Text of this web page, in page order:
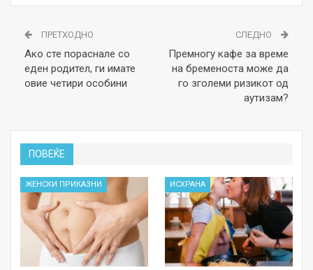
ПРЕТХОДНО
Ако сте пораснале со
еден родител, ги имате
овие четири особини
СЛЕДНО
Премногу кафе за време
на бременоста може да
го зголеми ризикот од
аутизам?
ПОВЕЌЕ
ЖЕНСКИ ПРИКАЗНИ ИСХРАНА